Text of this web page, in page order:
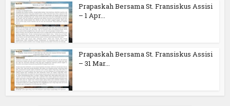
Prapaskah Bersama St. Fransiskus Assisi
– 1 Apr...
Prapaskah Bersama St. Fransiskus Assisi
– 31 Mar...